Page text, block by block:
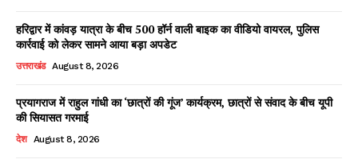
Facebook
X WhatsApp
हरिद्वार में कांवड़ यात्रा के बीच 500 हॉर्न वाली बाइक का वीडियो वायरल, पुलिस
कार्रवाई को लेकर सामने आया बड़ा अपडेट
उत्तराखंड August 8, 2026
प्रयागराज में राहुल गांधी का ‘छात्रों की गूंज’ कार्यक्रम, छात्रों से संवाद के बीच यूपी
की सियासत गरमाई
देश August 8, 2026